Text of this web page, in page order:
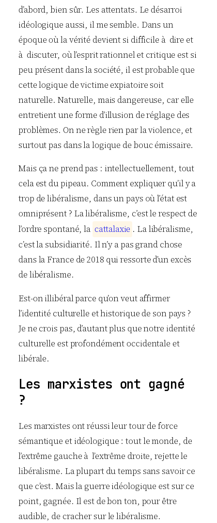
d’abord, bien sûr. Les attentats. Le désarroi
idéologique aussi, il me semble. Dans un
époque où la vérité devient si difficile à dire et
à discuter, où l’esprit rationnel et critique est si
peu présent dans la société, il est probable que
cette logique de victime expiatoire soit
naturelle. Naturelle, mais dangereuse, car elle
entretient une forme d’illusion de réglage des
problèmes. On ne règle rien par la violence, et
surtout pas dans la logique de bouc émissaire.
Mais ça ne prend pas : intellectuellement, tout
cela est du pipeau. Comment expliquer qu’il y a
trop de libéralisme, dans un pays où l’état est
omniprésent ? La libéralisme, c’est le respect de
l’ordre spontané, la cattalaxie . La libéralisme,
c’est la subsidiarité. Il n’y a pas grand chose
dans la France de 2018 qui ressorte d’un excès
de libéralisme.
Est-on illibéral parce qu’on veut affirmer
l’identité culturelle et historique de son pays ?
Je ne crois pas, d’autant plus que notre identité
culturelle est profondément occidentale et
libérale.
Les marxistes ont gagné
?
Les marxistes ont réussi leur tour de force
sémantique et idéologique : tout le monde, de
l’extrême gauche à l’extrême droite, rejette le
libéralisme. La plupart du temps sans savoir ce
que c’est. Mais la guerre idéologique est sur ce
point, gagnée. Il est de bon ton, pour être
audible, de cracher sur le libéralisme.